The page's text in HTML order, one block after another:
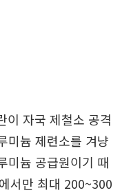
이 자국 제철소 공격
미늄 제련소를 겨냥
미늄 공급원이기 때
서만 최대 200~300